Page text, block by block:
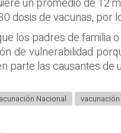
un promedio de 12
dosis de vacunas, por
los padres de familia
de vulnerabilidad
parte las causantes
Nacional